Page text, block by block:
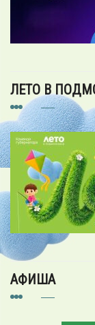
ЛЕТО В
АФИША